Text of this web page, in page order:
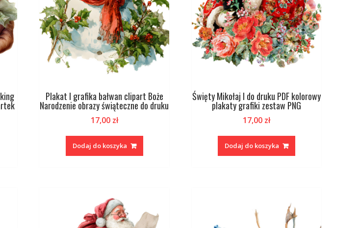
Plakat I grafika bałwan clipart Boże
Narodzenie obrazy świąteczne do druku
17,00 zł
Dodaj do koszyka
Święty Mikołaj I do druku PDF kolorowy
plakaty grafiki zestaw PNG
17,00 zł
Dodaj do koszyka